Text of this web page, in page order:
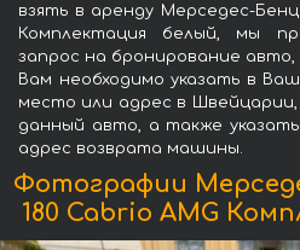
взять в аренду Мерседес-Бенц
Комплектация белый, мы
запрос на бронирование авто,
Вам необходимо указать в
место или адрес в
данный авто, а также
адрес возврата машины.
Фотографии
180 Cabrio AMG